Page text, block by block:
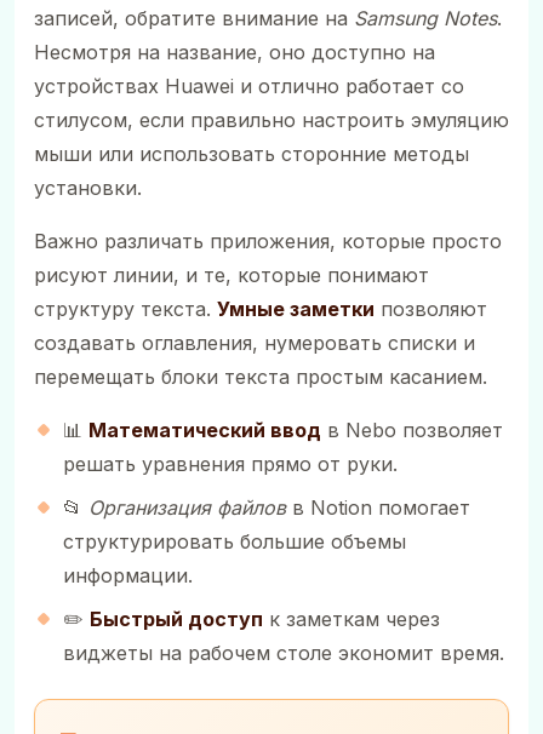
записей, обратите внимание на Samsung Notes.
Несмотря на название, оно доступно на
устройствах Huawei и отлично работает со
стилусом, если правильно настроить эмуляцию
мыши или использовать сторонние методы
установки.
Важно различать приложения, которые просто
рисуют линии, и те, которые понимают
структуру текста. Умные заметки позволяют
создавать оглавления, нумеровать списки и
перемещать блоки текста простым касанием.
📊 Математический ввод в Nebo позволяет
решать уравнения прямо от руки.
📂 Организация файловв Notion помогает
структурировать большие объемы
информации.
✏️ Быстрый доступ к заметкам через
виджеты на рабочем столе экономит время.